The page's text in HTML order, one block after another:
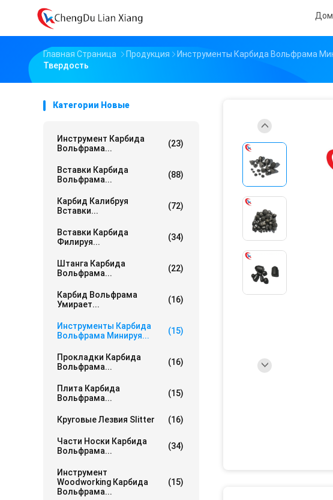
Дом
Главная Страница Продукция Инструменты Карбида Вольфрама
Твердость
Категории Новые
Инструмент Карбида
Вольфрама...
(23)
Вставки Карбида
Вольфрама...
(88)
Карбид Калибруя
Вставки...
(72)
Вставки Карбида
Филируя...
(34)
Штанга Карбида
Вольфрама...
(22)
Карбид Вольфрама
Умирает...
(16)
Инструменты Карбида
Вольфрама Минируя...
(15)
Прокладки Карбида
Вольфрама...
(16)
Плита Карбида
Вольфрама...
(15)
Круговые Лезвия Slitter (16)
Части Носки Карбида
Вольфрама...
(34)
Инструмент
Woodworking Карбида
Вольфрама...
(15)